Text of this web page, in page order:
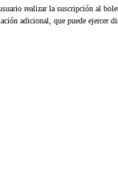
realizar la suscripción al
adicional, que puede